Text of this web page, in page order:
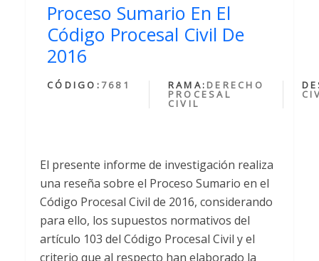
Proceso Sumario En El
Código Procesal Civil De
2016
CÓDIGO: 7681 RAMA: DERECHO
PROCESAL
CIVIL
El presente informe de investigación realiza
una reseña sobre el Proceso Sumario en el
Código Procesal Civil de 2016, considerando
para ello, los supuestos normativos del
artículo 103 del Código Procesal Civil y el
criterio que al respecto han elaborado la